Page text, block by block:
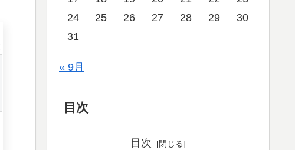
24
25 26 27 28 29
30
31
« 9月
目次
目次